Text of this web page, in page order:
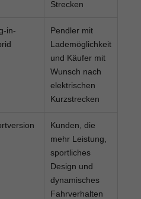
Strecken
in-
Pendler mit
Lademöglichkeit
und Käufer mit
Wunsch nach
elektrischen
Kurzstrecken
Kunden, die
mehr Leistung,
sportliches
Design und
dynamisches
Fahrverhalten